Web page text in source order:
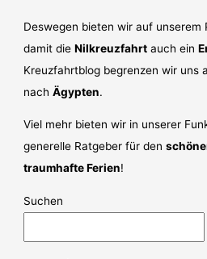
Deswegen bieten wir auf unserem
damit dieNilkreuzfahrt auch ein
Kreuzfahrtblog begrenzen wir uns
nachÄgypten.
Viel mehr bieten wir in unserer
generelle Ratgeber für den
traumhafte Ferien!
Suchen